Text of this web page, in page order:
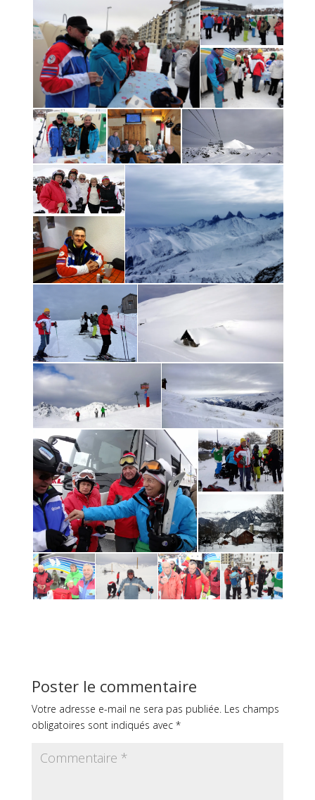
Poster le commentaire
Votre adresse e-mail ne sera pas publiée. Les champs
obligatoires sont indiqués avec *